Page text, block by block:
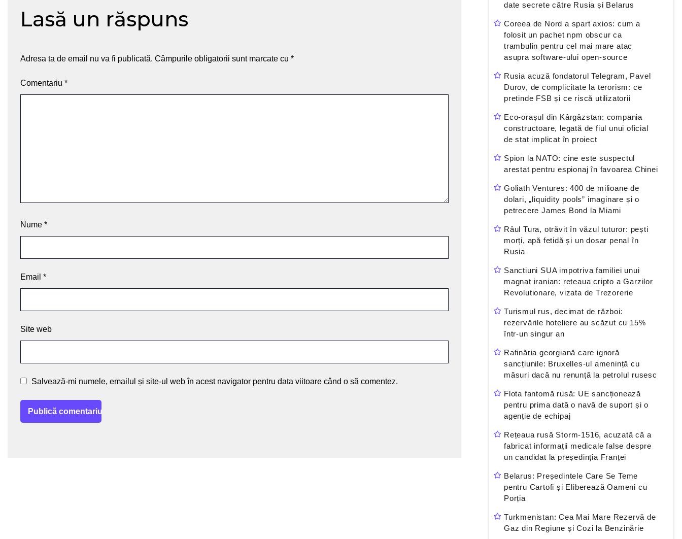
Lasă un răspuns
Adresa ta de email nu va fi publicată. Câmpurile obligatorii sunt marcate cu *
Comentariu *
Nume *
Email *
Site web
Salvează-mi numele, emailul și site-ul web în acest navigator pentru data viitoare când o să comentez.
date secrete către Rusia și Belarus
Coreea de Nord a spart axios: cum a
folosit un pachet npm obscur ca
trambulin pentru cel mai mare atac
asupra software-ului open-source
Rusia acuză fondatorul Telegram, Pavel
Durov, de complicitate la terorism: ce
pretinde FSB și ce riscă utilizatorii
Eco-orașul din Kârgâzstan: compania
constructoare, legată de fiul unui oficial
de stat implicat în proiect
Spion la NATO: cine este suspectul
arestat pentru espionaj în favoarea Chinei
Goliath Ventures: 400 de milioane de
dolari, „liquidity pools” imaginare și o
petrecere James Bond la Miami
Râul Tura, otrăvit în văzul tuturor: pești
morți, apă fetidă și un dosar penal în
Rusia
Sanctiuni SUA impotriva familiei unui
magnat iranian: reteaua cripto a Garzilor
Revolutionare, vizata de Trezorerie
Turismul rus, decimat de război:
rezervările hoteliere au scăzut cu 15%
într-un singur an
Rafinăria georgiană care ignoră
sancțiunile: Bruxelles-ul amenință cu
măsuri dacă nu renunță la petrolul rusesc
Flota fantomă rusă: UE sancționează
pentru prima dată o navă de suport și o
agenție de echipaj
Rețeaua rusă Storm-1516, acuzată că a
fabricat informații medicale false despre
un candidat la președinția Franței
Belarus: Președintele Care Se Teme
pentru Cartofi și Eliberează Oameni cu
Porția
Turkmenistan: Cea Mai Mare Rezervă de
Gaz din Regiune și Cozi la Benzinărie